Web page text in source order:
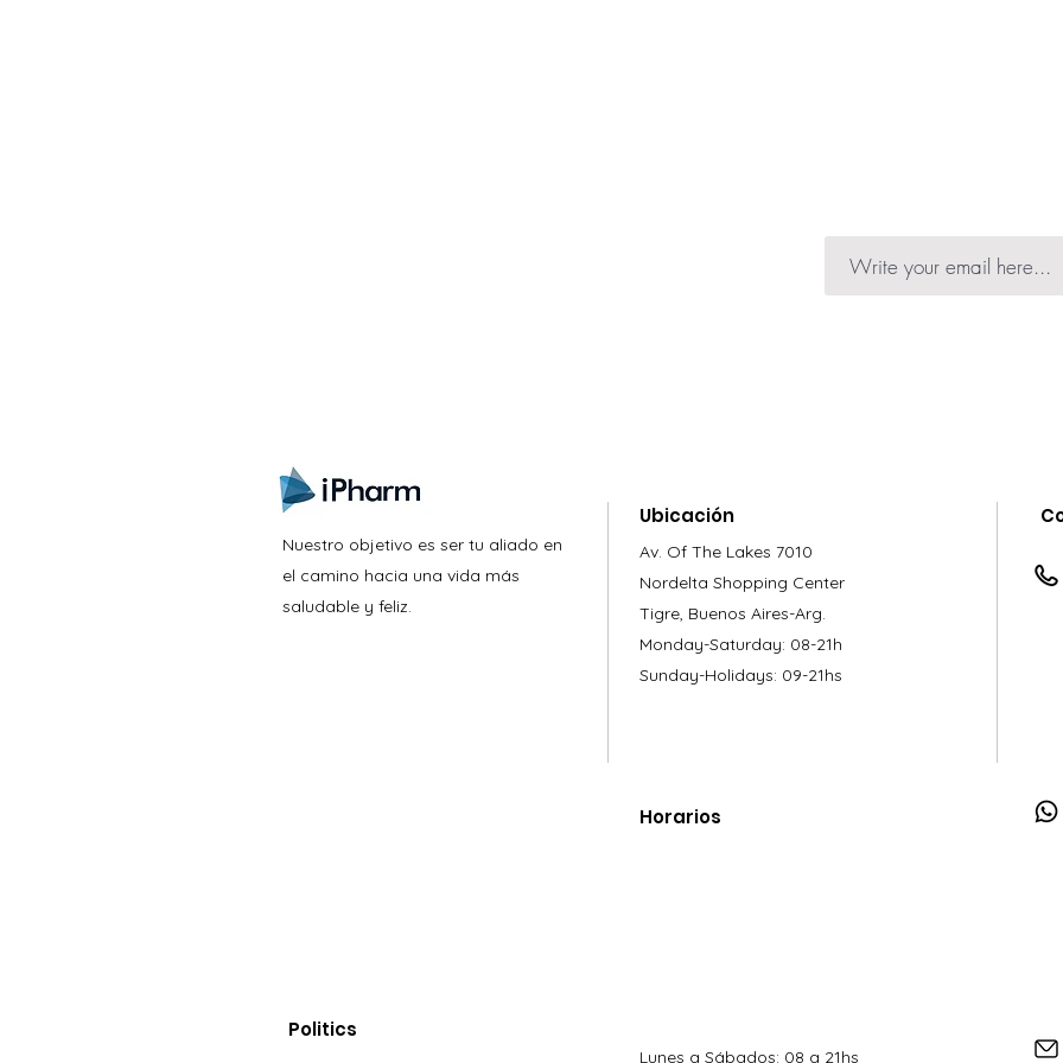
Sign up here to receive information on launches,
Nuestro objetivo es ser tu aliado en
el camino hacia una vida más
saludable y feliz.
Politics
Ubicación
Av. Of The Lakes 7010
Nordelta Shopping Center
Tigre, Buenos Aires-Arg.
Monday-Saturday: 08-21h
Sunday-Holidays: 09-21hs
Horarios
Lunes a Sábados: 08 a 21hs